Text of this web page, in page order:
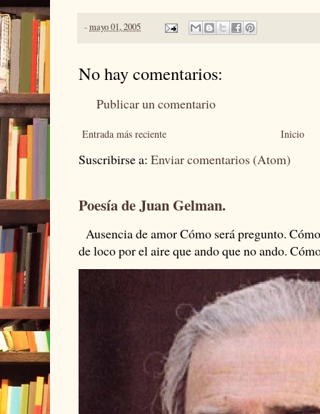
-mayo 01, 2005
No hay comentarios:
Publicar un comentario
Entrada más reciente Inicio
Suscribirse a: Enviar comentarios (Atom)
Poesía de Juan Gelman.
Ausencia de amor Cómo será pregunto.
de loco por el aire que ando que no ando.